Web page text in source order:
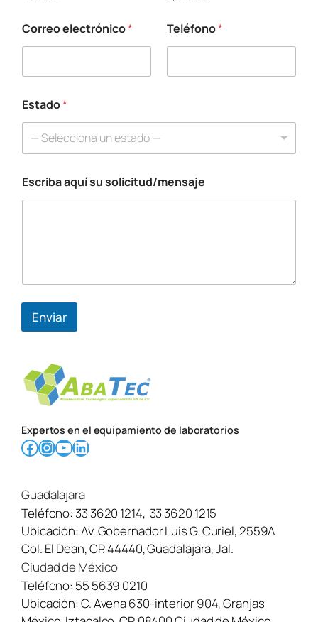
*
s
*
Correo electrónico* Teléfono*
Estado*
— Selecciona un estado —
Escriba aquí su solicitud/mensaje
Enviar
Expertos en el equipamiento de laboratorios
Facebook InstagramYouTube LinkedIn
Guadalajara
Teléfono:33 3620 1214, 33 3620 1215
Ubicación:Av. Gobernador Luis G. Curiel, 2559A
Col. El Dean, CP. 44440, Guadalajara, Jal.
Ciudad de México
Teléfono: 55 5639 0210
Ubicación:C. Avena 630-interior 904, Granjas